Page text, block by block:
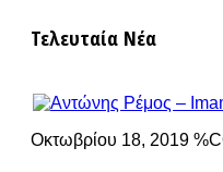
Τελευταία Νέα
Οκτωβρίου 18, 2019